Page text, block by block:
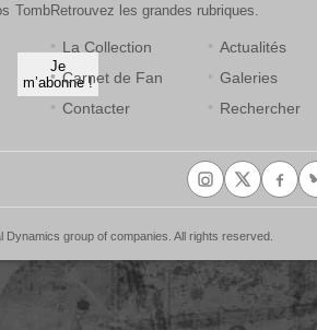
TombRetrouvez les grandes rubriques.
La Collection
Actualités
Carnet de Fan
Galeries
Contacter
Rechercher
group of companies. All rights reserved.